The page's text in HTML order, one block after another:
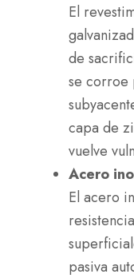
El
de
se
capa de
vuelve
Acero
El acero
pasiva